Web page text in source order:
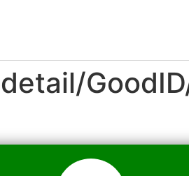
detail/